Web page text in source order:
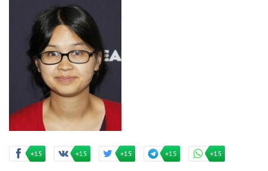
+15 +15 +15 +15 +15